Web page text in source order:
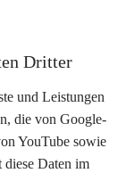
Dritter
und Leistungen
die von Google-
YouTube sowie
Daten im